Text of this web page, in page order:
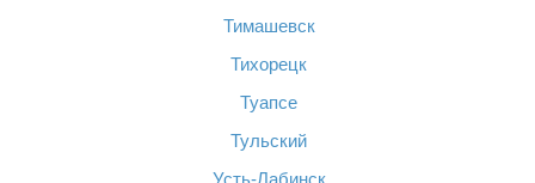
Тимашевск
Тихорецк
Туапсе
Тульский
Усть-Лабинск